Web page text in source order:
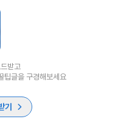
받고
팁글을 구경해보세요
기